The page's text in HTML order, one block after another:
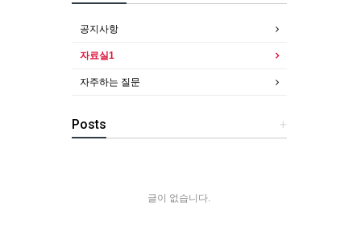
공지사항
자료실1
자주하는 질문
+
Posts
글이 없습니다.